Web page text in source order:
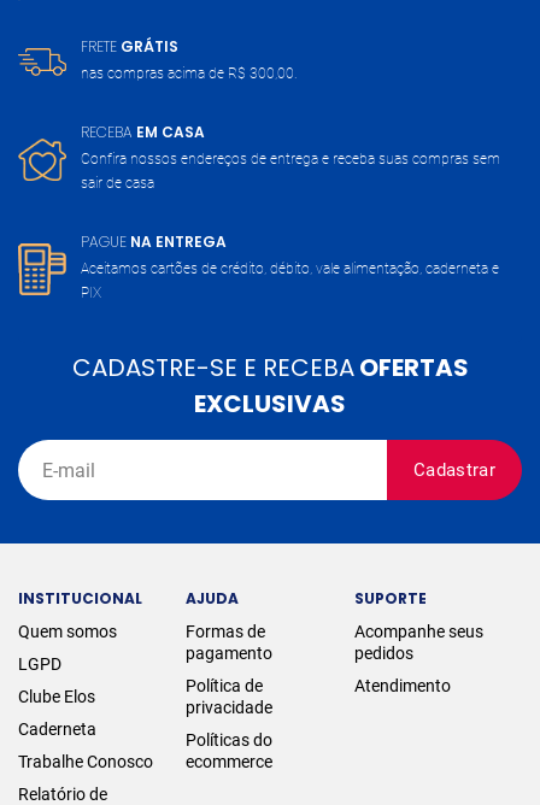
FRETE GRÁTIS
nas compras acima de R$ 300,00.
RECEBA EM CASA
Confira nossos endereços de entrega e receba suas compras sem
sair de casa
PAGUE NA ENTREGA
Aceitamos cartões de crédito, débito, vale alimentação, caderneta e
PIX
CADASTRE-SE E RECEBAOFERTAS
EXCLUSIVAS
Cadastrar
INSTITUCIONAL
Quem somos
LGPD
Clube Elos
Caderneta
Trabalhe Conosco
Relatório de
AJUDA
Formas de
pagamento
Política de
privacidade
Políticas do
ecommerce
SUPORTE
Acompanhe seus
pedidos
Atendimento